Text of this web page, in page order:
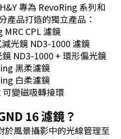
專為 RevoRing 系列和
產品打造的獨立產品：
MRC CPL 濾鏡
光鏡 ND3-1000 濾鏡
ND3-1000 + 環形偏光鏡
黑柔濾鏡
白柔濾鏡
變磁吸轉接環
16 濾鏡？
於風景攝影中的光線管理至